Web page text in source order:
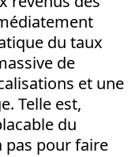
du taux
de
et une
Telle est,
du
pas pour faire